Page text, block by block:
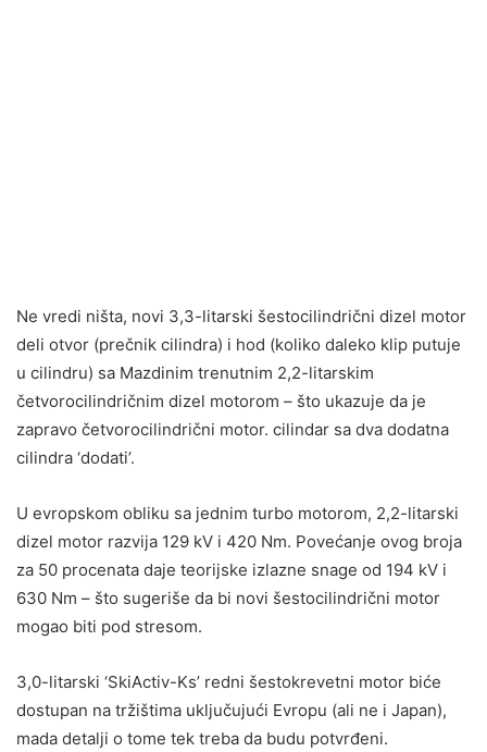
Ne vredi ništa, novi 3,3-litarski šestocilindrični dizel motor
deli otvor (prečnik cilindra) i hod (koliko daleko klip putuje
u cilindru) sa Mazdinim trenutnim 2,2-litarskim
četvorocilindričnim dizel motorom – što ukazuje da je
zapravo četvorocilindrični motor. cilindar sa dva dodatna
cilindra ‘dodati’.
U evropskom obliku sa jednim turbo motorom, 2,2-litarski
dizel motor razvija 129 kV i 420 Nm. Povećanje ovog broja
za 50 procenata daje teorijske izlazne snage od 194 kV i
630 Nm – što sugeriše da bi novi šestocilindrični motor
mogao biti pod stresom.
3,0-litarski ‘SkiActiv-Ks’ redni šestokrevetni motor biće
dostupan na tržištima uključujući Evropu (ali ne i Japan),
mada detalji o tome tek treba da budu potvrđeni.